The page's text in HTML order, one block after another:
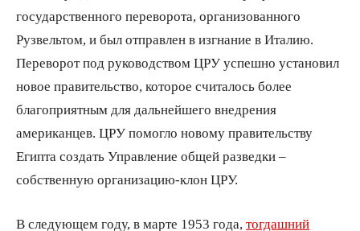
государственного переворота, организованного
Рузвельтом, и был отправлен в изгнание в Италию.
Переворот под руководством ЦРУ успешно установил
новое правительство, которое считалось более
благоприятным для дальнейшего внедрения
американцев. ЦРУ помогло новому правительству
Египта создать Управление общей разведки –
собственную организацию-клон ЦРУ.
В следующем году, в марте 1953 года, тогдашний